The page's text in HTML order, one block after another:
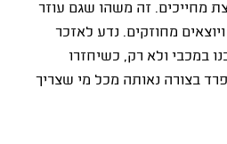
מחייכים. זה משהו שגם עוזר
מחוזקים. נדע לאזכר
במכבי ולא רק, כשיחזרו
בצורה נאותה מכל מי שצריך